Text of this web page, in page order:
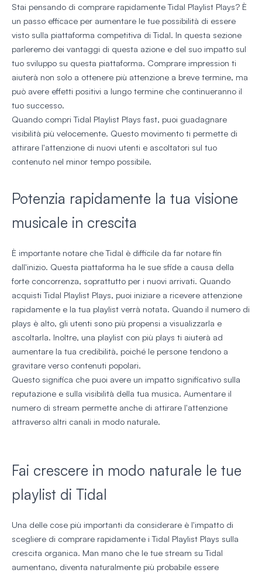
Stai pensando di comprare rapidamente Tidal Playlist Plays? È
un passo efficace per aumentare le tue possibilità di essere
visto sulla piattaforma competitiva di Tidal. In questa sezione
parleremo dei vantaggi di questa azione e del suo impatto sul
tuo sviluppo su questa piattaforma. Comprare impression ti
aiuterà non solo a ottenere più attenzione a breve termine, ma
può avere effetti positivi a lungo termine che continueranno il
tuo successo.
Quando compri Tidal Playlist Plays fast, puoi guadagnare
visibilità più velocemente. Questo movimento ti permette di
attirare l'attenzione di nuovi utenti e ascoltatori sul tuo
contenuto nel minor tempo possibile.
Potenzia rapidamente la tua visione
musicale in crescita
È importante notare che Tidal è difficile da far notare fin
dall'inizio. Questa piattaforma ha le sue sfide a causa della
forte concorrenza, soprattutto per i nuovi arrivati. Quando
acquisti Tidal Playlist Plays, puoi iniziare a ricevere attenzione
rapidamente e la tua playlist verrà notata. Quando il numero di
plays è alto, gli utenti sono più propensi a visualizzarla e
ascoltarla. Inoltre, una playlist con più plays ti aiuterà ad
aumentare la tua credibilità, poiché le persone tendono a
gravitare verso contenuti popolari.
Questo significa che puoi avere un impatto significativo sulla
reputazione e sulla visibilità della tua musica. Aumentare il
numero di stream permette anche di attirare l'attenzione
attraverso altri canali in modo naturale.
Fai crescere in modo naturale le tue
playlist di Tidal
Una delle cose più importanti da considerare è l'impatto di
scegliere di comprare rapidamente i Tidal Playlist Plays sulla
crescita organica. Man mano che le tue stream su Tidal
aumentano, diventa naturalmente più probabile essere